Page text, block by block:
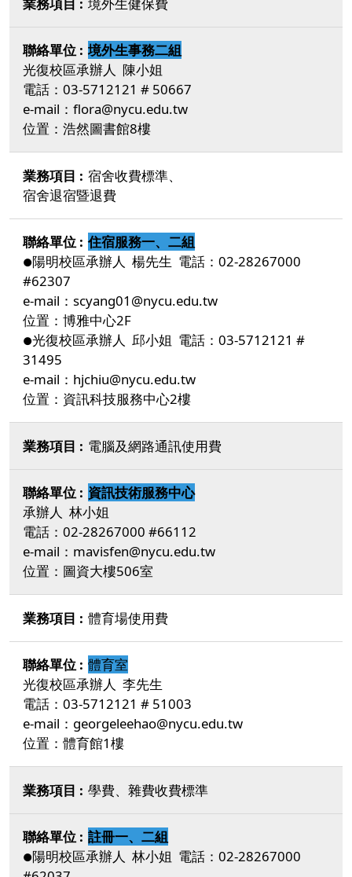
境外生事務二組
光復校區承辦人 陳小姐
電話：03-5712121 # 50667
e-mail：flora@nycu.edu.tw
位置：浩然圖書館8樓
宿舍收費標準、
宿舍退宿暨退費
住宿服務一、二組
●陽明校區承辦人 楊先生 電話：02-28267000
#62307
e-mail：scyang01@nycu.edu.tw
位置：博雅中心2F
●光復校區承辦人 邱小姐 電話：03-5712121 #
31495
e-mail：hjchiu@nycu.edu.tw
位置：資訊科技服務中心2樓
電腦及網路通訊使用費
資訊技術服務中心
承辦人 林小姐
電話：02-28267000 #66112
e-mail：mavisfen@nycu.edu.tw
位置：圖資大樓506室
體育場使用費
體育室
光復校區承辦人 李先生
電話：03-5712121 # 51003
e-mail：georgeleehao@nycu.edu.tw
位置：體育館1樓
學費、雜費收費標準
註冊一、二組
●陽明校區承辦人 林小姐 電話：02-28267000